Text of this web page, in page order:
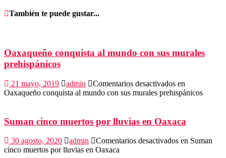
También te puede gustar...
Oaxaqueño conquista al mundo con sus murales
prehispánicos
21 mayo, 2019 admin Comentarios desactivados en
Oaxaqueño conquista al mundo con sus murales prehispánicos
Suman cinco muertos por lluvias en Oaxaca
30 agosto, 2020 admin Comentarios desactivados en Suman
cinco muertos por lluvias en Oaxaca